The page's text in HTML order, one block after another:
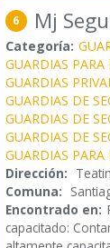
6 Mj
Categoría:
GUARDIAS PARA
GUARDIAS
GUARDIAS DE
GUARDIAS DE
GUARDIAS DE
GUARDIAS PARA
Dirección:
Comuna:
Encontrado en:
capacitado: